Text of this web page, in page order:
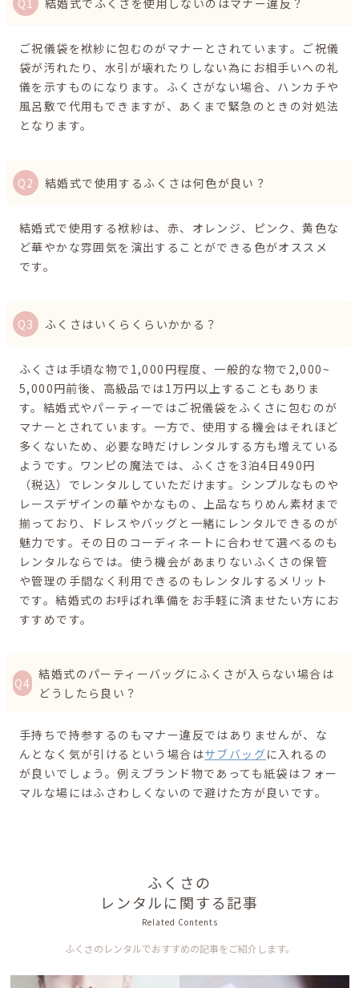
ご祝儀袋を袱紗に包むのがマナーとされています。ご祝儀
袋が汚れたり、水引が壊れたりしない為にお相手いへの礼
儀を示すものになります。ふくさがない場合、ハンカチや
風呂敷で代用もできますが、あくまで緊急のときの対処法
となります。
結婚式で使用するふくさは何色が良い？
結婚式で使用する袱紗は、赤、オレンジ、ピンク、黄色な
ど華やかな雰囲気を演出することができる色がオススメ
です。
ふくさはいくらくらいかかる？
ふくさは手頃な物で1,000円程度、一般的な物で2,000~
5,000円前後、高級品では1万円以上することもありま
す。結婚式やパーティーではご祝儀袋をふくさに包むのが
マナーとされています。一方で、使用する機会はそれほど
多くないため、必要な時だけレンタルする方も増えている
ようです。ワンピの魔法では、ふくさを3泊4日490円
（税込）でレンタルしていただけます。シンプルなものや
レースデザインの華やかなもの、上品なちりめん素材まで
揃っており、ドレスやバッグと一緒にレンタルできるのが
魅力です。その日のコーディネートに合わせて選べるのも
レンタルならでは。使う機会があまりないふくさの保管
や管理の手間なく利用できるのもレンタルするメリット
です。結婚式のお呼ばれ準備をお手軽に済ませたい方にお
すすめです。
結婚式のパーティーバッグにふくさが入らない場合は
どうしたら良い？
手持ちで持参するのもマナー違反ではありませんが、な
んとなく気が引けるという場合はサブバッグに入れるの
が良いでしょう。例えブランド物であっても紙袋はフォー
マルな場にはふさわしくないので避けた方が良いです。
ふくさの
レンタルに関する記事
Related Contents
ふくさのレンタルでおすすめの記事をご紹介します。